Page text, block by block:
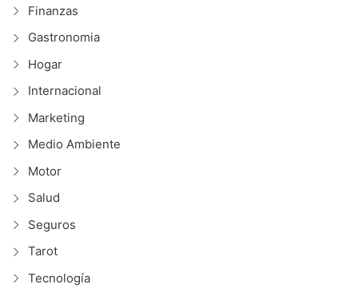
Finanzas
Gastronomia
Hogar
Internacional
Marketing
Medio Ambiente
Motor
Salud
Seguros
Tarot
Tecnología